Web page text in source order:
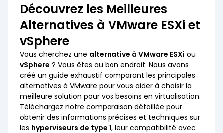
Découvrez les Meilleures
Alternatives à VMware ESXi et
vSphere
Vous cherchez une alternative à VMware ESXi ou
vSphere ? Vous êtes au bon endroit. Nous avons
créé un guide exhaustif comparant les principales
alternatives à VMware pour vous aider à choisir la
meilleure solution pour vos besoins en virtualisation.
Téléchargez notre comparaison détaillée pour
obtenir des informations précises et techniques sur
les hyperviseurs de type 1, leur compatibilité avec